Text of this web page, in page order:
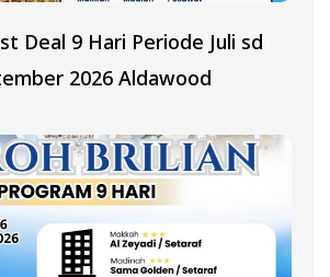
Deal 9 Hari Periode Juli sd
2026 Aldawood